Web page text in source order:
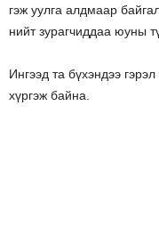
гэж уулга алдмаар
нийт зурагчиддаа юуны
Ингээд та бүхэндээ
хүргэж байна.